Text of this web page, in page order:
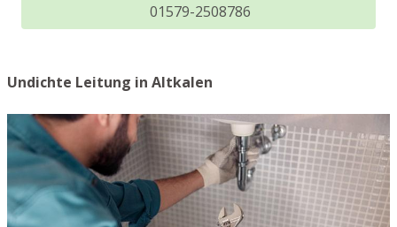
01579-2508786
Undichte Leitung in Altkalen